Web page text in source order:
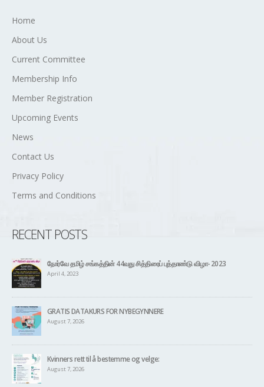
Norway Tamil Sangam,
Fjellstuveien 26, 0982 Oslo, Norway.
+47 46 77 35 35
post@norwaytamilsangam.com
FOLLOW US
NAVIGATION
Current Committee
Membership Info
Upcoming Events
News
Contact Us
Privacy Policy